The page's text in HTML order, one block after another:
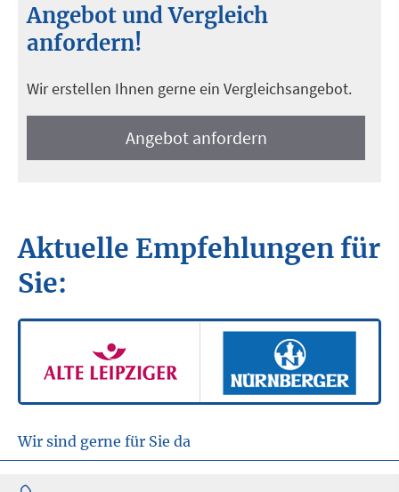
Angebot und Vergleich
anfordern!
Wir erstellen Ihnen gerne ein Vergleichsangebot.
An­ge­bot an­for­dern
Aktuelle Empfehlungen für
Sie:
Wir sind gerne für Sie da